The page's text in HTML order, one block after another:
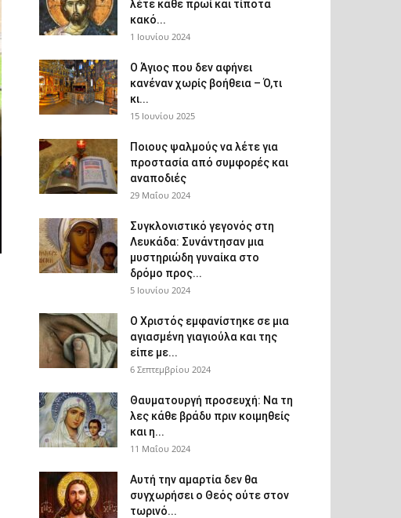
λέτε κάθε πρωί και τίποτα
κακό...
1 Ιουνίου 2024
Ο Άγιος που δεν αφήνει
κανέναν χωρίς βοήθεια – Ό,τι
κι...
15 Ιουνίου 2025
Ποιους ψαλμούς να λέτε για
προστασία από συμφορές και
αναποδιές
29 Μαΐου 2024
Συγκλονιστικό γεγονός στη
Λευκάδα: Συνάντησαν μια
μυστηριώδη γυναίκα στο
δρόμο προς...
5 Ιουνίου 2024
Ο Χριστός εμφανίστηκε σε μια
αγιασμένη γιαγιούλα και της
είπε με...
6 Σεπτεμβρίου 2024
Θαυματουργή προσευχή: Να τη
λες κάθε βράδυ πριν κοιμηθείς
και η...
11 Μαΐου 2024
Αυτή την αμαρτία δεν θα
συγχωρήσει ο Θεός ούτε στον
τωρινό...